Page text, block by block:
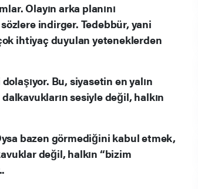
Olayın arka planını
indirger. Tedebbür, yani
ihtiyaç duyulan yeteneklerden
Bu, siyasetin en yalın
sesiyle değil, halkın
bazen görmediğini kabul etmek,
değil, halkın “bizim